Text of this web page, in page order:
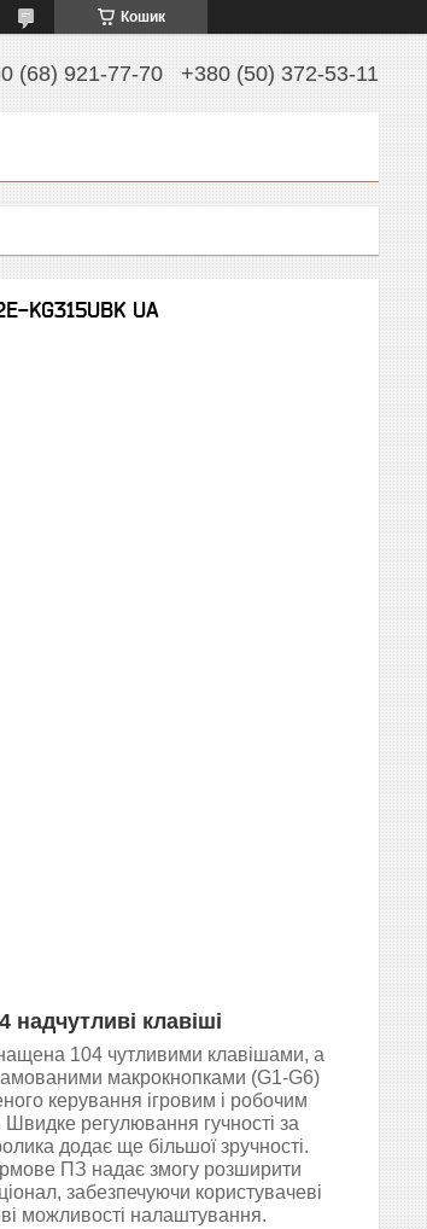
Кошик
(68) 921-77-70 +380 (50) 372-53-11
KG315UBK UA
надчутливі клавіші
104 чутливими клавішами, а
макрокнопками (G1-G6)
керування ігровим і робочим
регулювання гучності за
додає ще більшої зручності.
ПЗ надає змогу розширити
забезпечуючи користувачеві
можливості налаштування.